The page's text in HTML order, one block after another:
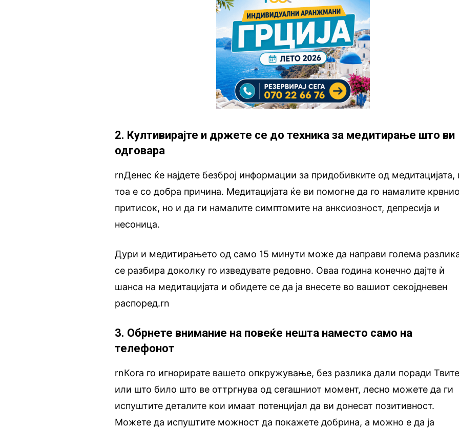
2. Култивирајте и држете се до техника за медитирање што ви
одговара
rnДенес ќе најдете безброј информации за придобивките од медитацијата,
тоа е со добра причина. Медитацијата ќе ви помогне да го намалите
притисок, но и да ги намалите симптомите на анксиозност, депресија и
несоница.
Дури и медитирањето од само 15 минути може да направи голема
се разбира доколку го изведувате редовно. Оваа година конечно дајте ѝ
шанса на медитацијата и обидете се да ја внесете во вашиот секојдневен
распоред.rn
3. Обрнете внимание на повеќе нешта наместо само на
телефонот
rnКога го игнорирате вашето опкружување, без разлика дали поради
или што било што ве оттргнува од сегашниот момент, лесно можете да ги
испуштите деталите кои имаат потенцијал да ви донесат позитивност.
Можете да испуштите можност да покажете добрина, а можно е да ја